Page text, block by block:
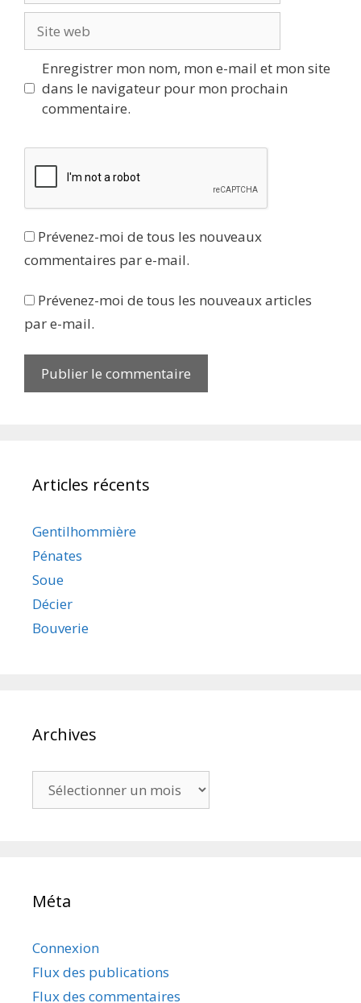
web
Enregistrer mon nom, mon e-mail et mon site
dans le navigateur pour mon prochain
commentaire.
Prévenez-moi de tous les nouveaux
commentaires par e-mail.
Prévenez-moi de tous les nouveaux articles
par e-mail.
Articles récents
Gentilhommière
Pénates
Soue
Décier
Bouverie
Archives
Méta
Connexion
Flux des publications
Flux des commentaires